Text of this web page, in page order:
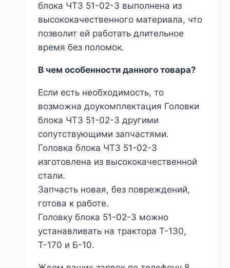
блока ЧТЗ 51-02-3 выполнена из
высококачественного материала, что
позволит ей работать длительное
время без поломок.
В чем особенности данного товара?
Если есть необходимость, то
возможна доукомплектация Головки
блока ЧТЗ 51-02-3 другими
сопутствующими запчастями.
Головка блока ЧТЗ 51-02-3
изготовлена из высококачественной
стали.
Запчасть новая, без повреждений,
готова к работе.
Головку блока 51-02-3 можно
устанавливать на трактора Т-130,
Т-170 и Б-10.